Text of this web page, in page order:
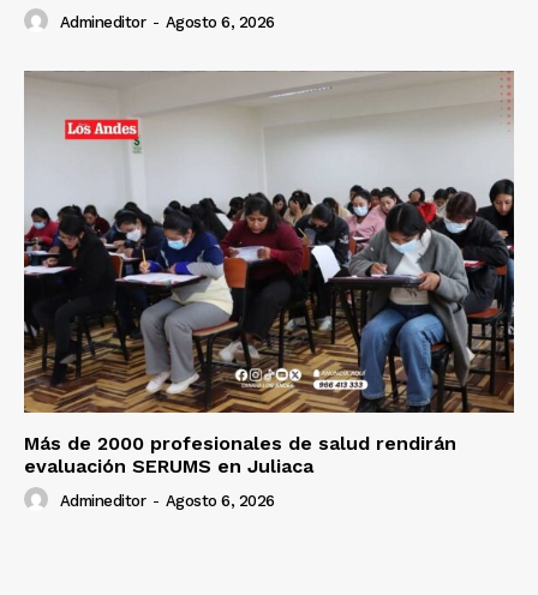
Admineditor - Agosto 6, 2026
Más de 2000 profesionales de salud rendirán
evaluación SERUMS en Juliaca
Admineditor - Agosto 6, 2026